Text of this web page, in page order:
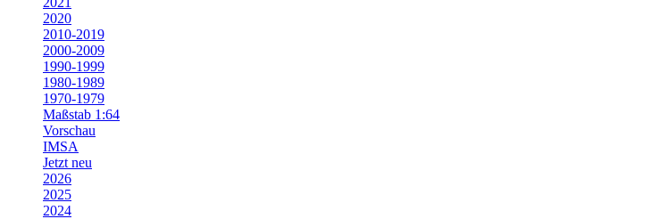
2020
2010-2019
2000-2009
1990-1999
1980-1989
1970-1979
Maßstab 1:64
Vorschau
IMSA
Jetzt neu
2026
2025
2024